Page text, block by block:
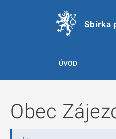
Sbírka
ÚVOD
Obec